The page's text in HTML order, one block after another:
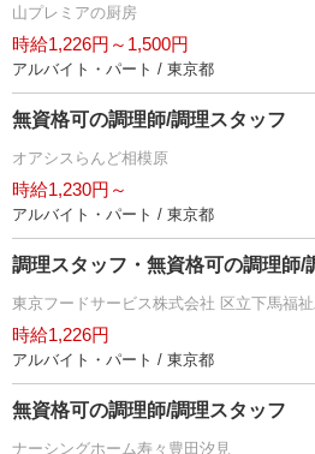
山プレミアの厨房
時給1,226円～1,500円
アルバイト・パート / 東京都
無資格可の調理師/調理スタッフ
オアシスらんど相模原
時給1,230円～
アルバイト・パート / 東京都
調理スタッフ・無資格可の調理師/
東京フードサービス株式会社 区立下馬福
時給1,226円
アルバイト・パート / 東京都
無資格可の調理師/調理スタッフ
ナーシングホーム寿々豊田汐見